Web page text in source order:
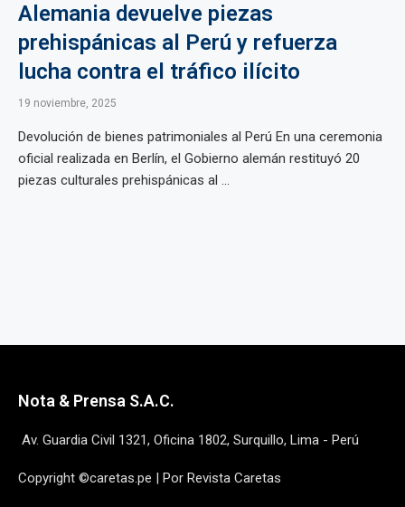
Alemania devuelve piezas
prehispánicas al Perú y refuerza
lucha contra el tráfico ilícito
19 noviembre, 2025
Devolución de bienes patrimoniales al Perú En una ceremonia
oficial realizada en Berlín, el Gobierno alemán restituyó 20
piezas culturales prehispánicas al ...
Nota & Prensa S.A.C.
Av. Guardia Civil 1321, Oficina 1802, Surquillo, Lima - Perú
Copyright ©caretas.pe | Por Revista Caretas